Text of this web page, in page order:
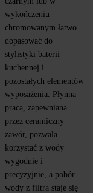
wykończeniu
chromowanym łatwo
dopasować do
stylistyki baterii
kuchennej i
pozostałych elementów
wyposażenia. Płynna
praca, zapewniana
przez ceramiczny
zawór, pozwala
korzystać z wody
wygodnie i
precyzyjnie, a pobór
wody z filtra staje się